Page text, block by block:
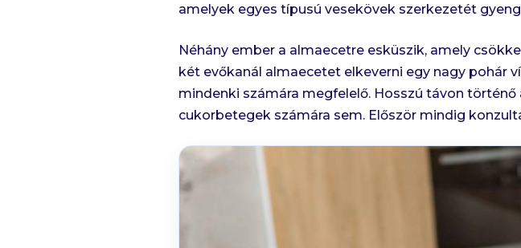
amelyek egyes típusú vesekövek szerkezetét
Néhány ember a almaecetre esküszik, amely
két evőkanál almaecetet elkeverni egy nagy pohár
mindenki számára megfelelő. Hosszú távon
cukorbetegek számára sem. Először mindig